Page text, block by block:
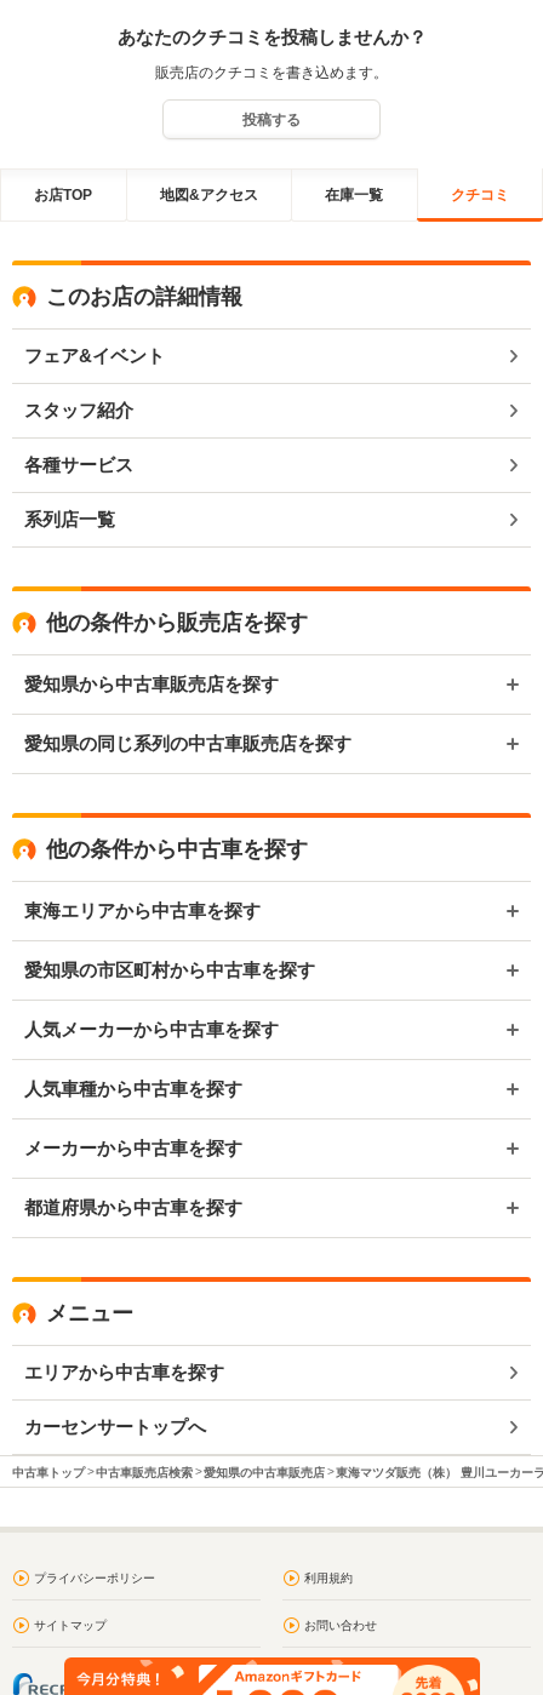
あなたのクチコミを投稿しませんか？
販売店のクチコミを書き込めます。
投稿する
お店TOP 地図&アクセス 在庫一覧 クチコミ
このお店の詳細情報
フェア&イベント
スタッフ紹介
各種サービス
系列店一覧
他の条件から販売店を探す
愛知県から中古車販売店を探す
愛知県の同じ系列の中古車販売店を探す
他の条件から中古車を探す
東海エリアから中古車を探す
愛知県の市区町村から中古車を探す
人気メーカーから中古車を探す
人気車種から中古車を探す
メーカーから中古車を探す
都道府県から中古車を探す
メニュー
エリアから中古車を探す
カーセンサートップへ
中古車トップ 中古車販売店検索 愛知県の中古車販売店 東海マツダ販売（株） 豊川ユーカー
プライバシーポリシー 利用規約
サイトマップ お問い合わせ